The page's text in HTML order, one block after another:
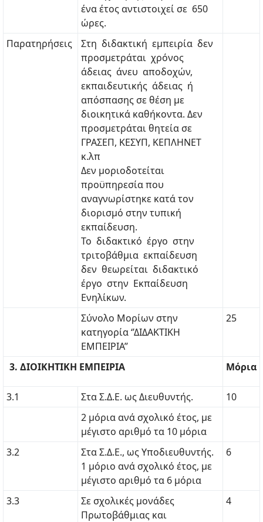
ένα έτος αντιστοιχεί σε 650
ώρες.
Παρατηρήσεις
Στη διδακτική εμπειρία δεν
προσμετράται χρόνος
άδειας άνευ αποδοχών,
εκπαιδευτικής άδειας ή
απόσπασης σε θέση με
διοικητικά καθήκοντα. Δεν
προσμετράται θητεία σε
ΓΡΑΣΕΠ, ΚΕΣΥΠ, ΚΕΠΛΗΝΕΤ
κ.λπ
Δεν μοριοδοτείται
προϋπηρεσία που
αναγνωρίστηκε κατά τον
διορισμό στην τυπική
εκπαίδευση.
Το διδακτικό έργο στην
τριτοβάθμια εκπαίδευση
δεν θεωρείται διδακτικό
έργο στην Εκπαίδευση
Ενηλίκων.
Σύνολο Μορίων στην
κατηγορία ‘’ΔΙΔΑΚΤΙΚΗ
ΕΜΠΕΙΡΙΑ’’
25
3. ΔΙΟΙΚΗΤΙΚΗ ΕΜΠΕΙΡΙΑ Μόρια
3.1 Στα Σ.Δ.Ε. ως Διευθυντής.
10
2 μόρια ανά σχολικό έτος, με
μέγιστο αριθμό τα 10 μόρια
3.2
Στα Σ.Δ.Ε., ως Υποδιευθυντής.
1 μόριο ανά σχολικό έτος, με
μέγιστο αριθμό τα 6 μόρια
6
3.3
Σε σχολικές μονάδες
Πρωτοβάθμιας και
4